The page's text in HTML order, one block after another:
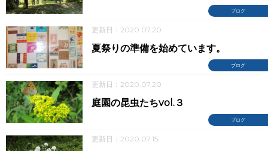
ブログ
更新日：2020.07.20
ブログ
夏祭りの準備を始めています。
更新日：2020.07.20
ブログ
庭園の昆虫たちvol.３
更新日：2020.07.15